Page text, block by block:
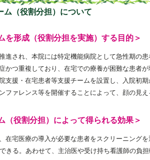
ム（役割分担）について
を形成（役割分担を実施）する目的＞
進され、本院には特定機能病院として急性期の
かつ重複しており、在宅での療養が困難な患者
支援・在宅患者等支援チームを設置し、入院初
ファレンス等を開催することによって、顔の見え
（役割分担）によって得られる効果＞
在宅医療の導入が必要な患者をスクリーニング
きる。あわせて、主治医や受け持ち看護師の負